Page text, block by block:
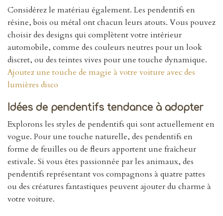
Considérez le matériau également. Les pendentifs en
résine, bois ou métal ont chacun leurs atouts. Vous pouvez
choisir des designs qui complètent votre intérieur
automobile, comme des couleurs neutres pour un look
discret, ou des teintes vives pour une touche dynamique.
Ajoutez une touche de magie à votre voiture avec des
lumières disco
Idées de pendentifs tendance à adopter
Explorons les styles de pendentifs qui sont actuellement en
vogue. Pour une touche naturelle, des pendentifs en
forme de feuilles ou de fleurs apportent une fraîcheur
estivale. Si vous êtes passionnée par les animaux, des
pendentifs représentant vos compagnons à quatre pattes
ou des créatures fantastiques peuvent ajouter du charme à
votre voiture.